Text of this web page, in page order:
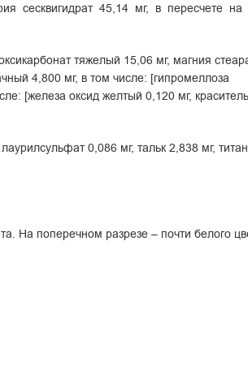
сесквигидрат 45,14 мг, в пересчете на
тяжелый 15,06 мг, магния
4,800 мг, в том числе: [гипромеллоза
[железа оксид желтый 0,120 мг, краситель
0,086 мг, тальк 2,838 мг,
На поперечном разрезе – почти белого